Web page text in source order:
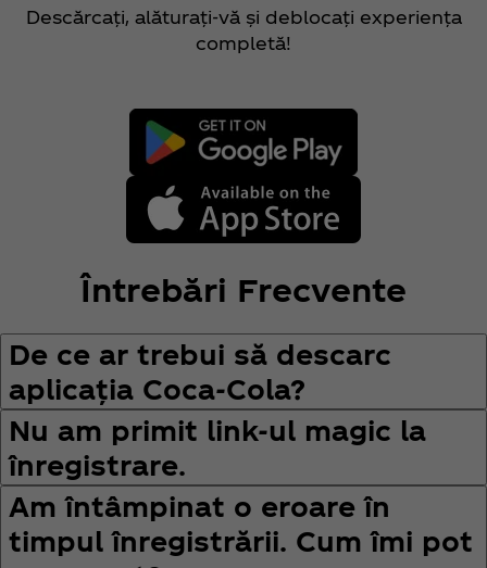
Descărcați, alăturați-vă și deblocați experiența
completă!
Întrebări Frecvente
De ce ar trebui să descarc
aplicația Coca‑Cola?
Nu am primit link-ul magic la
înregistrare.
Am întâmpinat o eroare în
timpul înregistrării. Cum îmi pot